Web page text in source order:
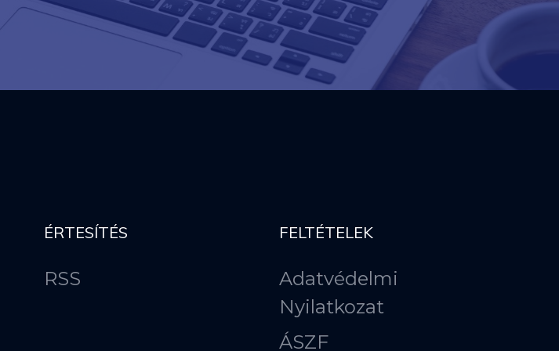
ÉRTESÍTÉS
RSS
FELTÉTELEK
Adatvédelmi
Nyilatkozat
ÁSZF